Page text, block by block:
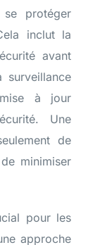
se protéger
inclut la
avant
surveillance
à jour
Une
de
minimiser
pour les
approche